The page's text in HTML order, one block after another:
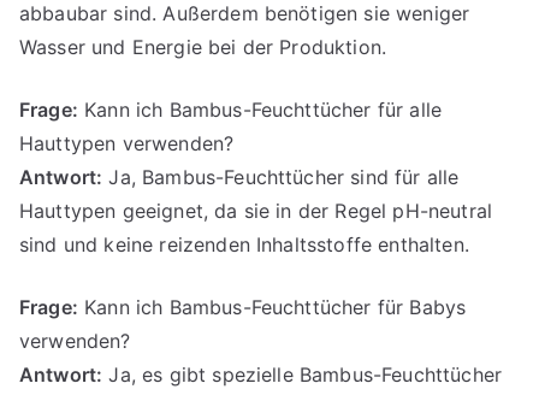
abbaubar sind. Außerdem benötigen sie weniger
Wasser und Energie bei der Produktion.
Frage: Kann ich Bambus-Feuchttücher für alle
Hauttypen verwenden?
Antwort: Ja, Bambus-Feuchttücher sind für alle
Hauttypen geeignet, da sie in der Regel pH-neutral
sind und keine reizenden Inhaltsstoffe enthalten.
Frage: Kann ich Bambus-Feuchttücher für Babys
verwenden?
Antwort: Ja, es gibt spezielle Bambus-Feuchttücher